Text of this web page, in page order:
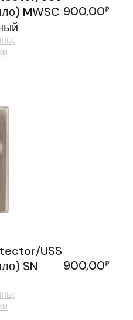
MWSC 900,00₽
USS
SN
900,00₽